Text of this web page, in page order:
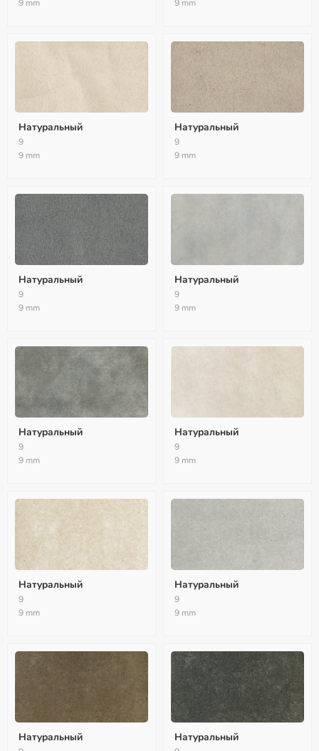
9 mm
9 mm
Натуральный
9
9 mm
Натуральный
9
9 mm
Натуральный
9
9 mm
Натуральный
9
9 mm
Натуральный
9
9 mm
Натуральный
9
9 mm
Натуральный
9
9 mm
Натуральный
9
9 mm
Натуральный Натуральный